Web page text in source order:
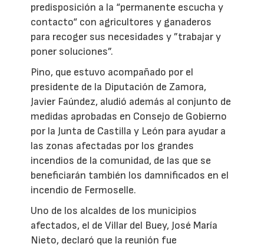
predisposición a la “permanente escucha y
contacto“ con agricultores y ganaderos
para recoger sus necesidades y ”trabajar y
poner soluciones”.
Pino, que estuvo acompañado por el
presidente de la Diputación de Zamora,
Javier Faúndez, aludió además al conjunto de
medidas aprobadas en Consejo de Gobierno
por la Junta de Castilla y León para ayudar a
las zonas afectadas por los grandes
incendios de la comunidad, de las que se
beneficiarán también los damnificados en el
incendio de Fermoselle.
Uno de los alcaldes de los municipios
afectados, el de Villar del Buey, José María
Nieto, declaró que la reunión fue